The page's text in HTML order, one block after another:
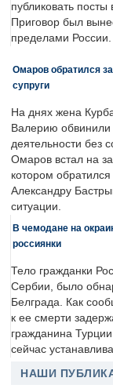
публиковать посты
Приговор был
пределами России.
Омаров обратился
супруги
На днях жена
Валерию обвинили
деятельности без
Омаров встал на
котором
Александру
ситуации.
В чемодане на
россиянки
Тело гражданки
Сербии, было
Белграда. Как
к ее смерти
гражданина
сейчас
НАШИ